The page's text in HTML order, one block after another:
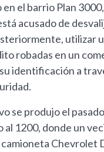
el barrio Plan
acusado de
utilizar
robadas en un
identificación a
se produjo el
1200, donde un
camioneta Chevrolet